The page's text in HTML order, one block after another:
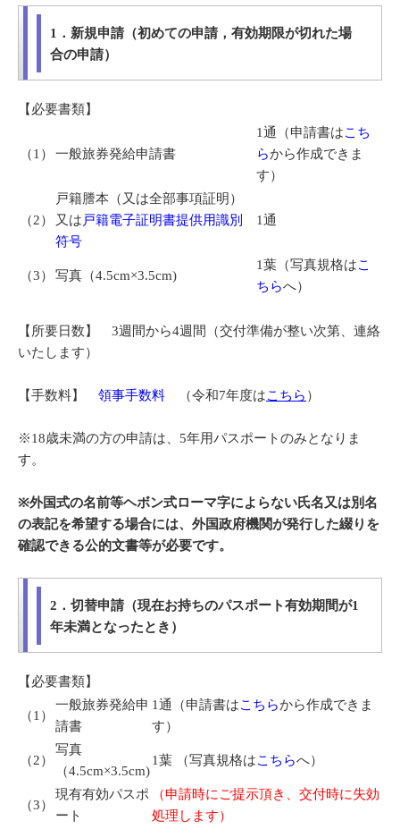
1．新規申請（初めての申請，有効期限が切れた場
合の申請）
【必要書類】
（1） 一般旅券発給申請書
1通（申請書はこち
らから作成できま
す）
（2）
戸籍謄本（又は全部事項証明）
又は戸籍電子証明書提供用識別
符号
1通
（3） 写真（4.5cm×3.5cm)
1葉（写真規格はこ
ちらへ）
【所要日数】 3週間から4週間（交付準備が整い次第、連絡
いたします）
【手数料】 領事手数料 （令和7年度はこちら ）
※18歳未満の方の申請は、5年用パスポートのみとなりま
す。
※外国式の名前等ヘボン式ローマ字によらない氏名又は別名
の表記を希望する場合には、外国政府機関が発行した綴りを
確認できる公的文書等が必要です。
2．切替申請（現在お持ちのパスポート有効期間が1
年未満となったとき）
【必要書類】
（1）
一般旅券発給申
請書
1通（申請書はこちらから作成できま
す）
（2）
写真
（4.5cm×3.5cm)
1葉 （写真規格はこちらへ）
（3）
現有有効パスポ
ート
（申請時にご提示頂き、交付時に失効
処理します）